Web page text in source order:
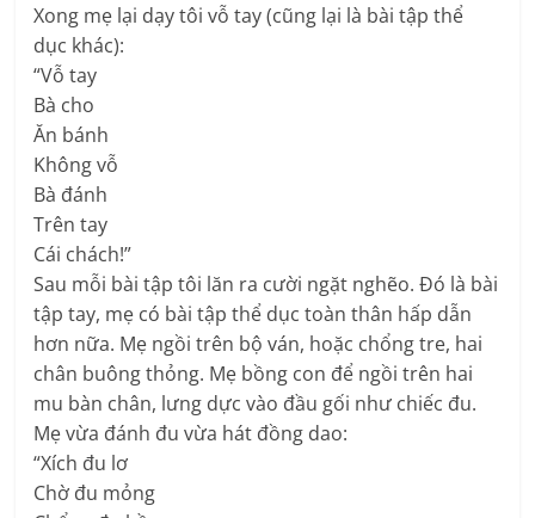
Xong mẹ lại dạy tôi vỗ tay (cũng lại là bài tập thể
dục khác):
“Vỗ tay
Bà cho
Ăn bánh
Không vỗ
Bà đánh
Trên tay
Cái chách!”
Sau mỗi bài tập tôi lăn ra cười ngặt nghẽo. Đó là bài
tập tay, mẹ có bài tập thể dục toàn thân hấp dẫn
hơn nữa. Mẹ ngồi trên bộ ván, hoặc chổng tre, hai
chân buông thỏng. Mẹ bồng con để ngồi trên hai
mu bàn chân, lưng dực vào đầu gối như chiếc đu.
Mẹ vừa đánh đu vừa hát đồng dao:
“Xích đu lơ
Chờ đu mỏng